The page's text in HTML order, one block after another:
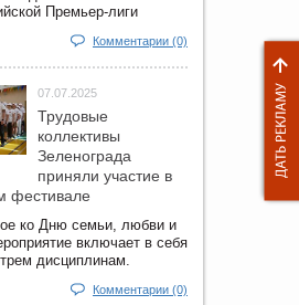
Премьер-лиги
Комментарии (0)
07.07.2025
Трудовые
коллективы
Зеленограда
приняли участие в
фестивале
ко Дню семьи, любви и
включает в себя
дисциплинам.
Комментарии (0)